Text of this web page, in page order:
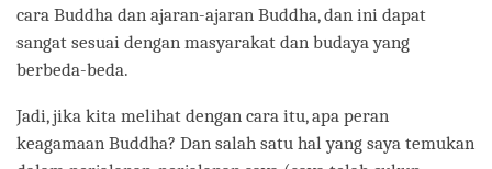
cara Buddha dan ajaran-ajaran Buddha, dan ini dapat
sangat sesuai dengan masyarakat dan budaya yang
berbeda-beda.
Jadi, jika kita melihat dengan cara itu, apa peran
keagamaan Buddha? Dan salah satu hal yang saya temukan